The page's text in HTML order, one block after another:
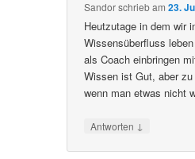
Sandorschriebam23.
Heutzutage in dem wir
Wissensüberfluss
als Coach einbringen
Wissen ist Gut, aber
wenn man etwas nicht
Antworten ↓